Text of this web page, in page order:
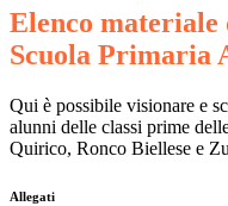
Elenco
Scuola Primaria
Qui è possibile visionare e
alunni delle classi prime
Quirico, Ronco Biellese e
Allegati